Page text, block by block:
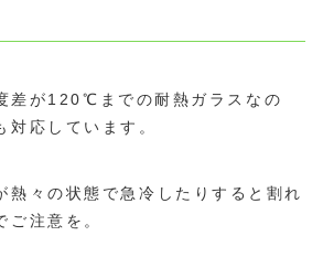
差が120℃までの耐熱ガラスなの
対応しています。
熱々の状態で急冷したりすると割れ
ご注意を。